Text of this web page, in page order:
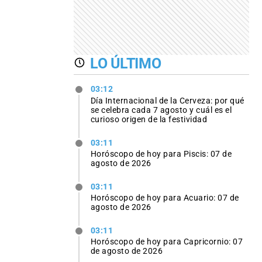
LO ÚLTIMO
03:12
Día Internacional de la Cerveza: por qué
se celebra cada 7 agosto y cuál es el
curioso origen de la festividad
03:11
Horóscopo de hoy para Piscis: 07 de
agosto de 2026
03:11
Horóscopo de hoy para Acuario: 07 de
agosto de 2026
03:11
Horóscopo de hoy para Capricornio: 07
de agosto de 2026